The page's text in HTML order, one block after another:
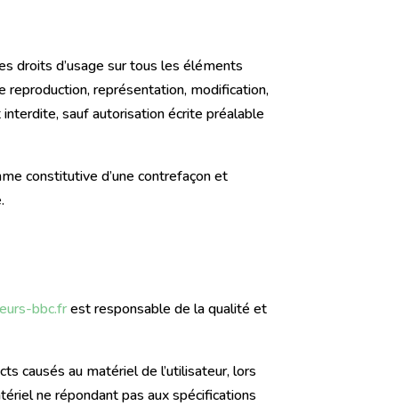
droits d’usage sur tous les éléments
représentation, modification,
sauf autorisation écrite préalable
constitutive d’une contrefaçon et
bbc.frest responsable de la qualité et
causés au matériel de l’utilisateur, lors
ne répondant pas aux spécifications